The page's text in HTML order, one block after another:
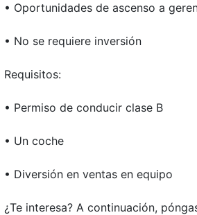
• Oportunidades de ascenso a
• No se requiere inversión
Requisitos:
• Permiso de conducir clase B
• Un coche
• Diversión en ventas en equipo
¿Te interesa? A continuación,